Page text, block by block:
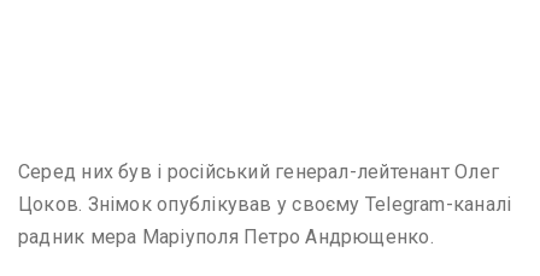
Серед них був і російський генерал-лейтенант Олег
Цоков. Знімок опублікував у своєму Telegram-каналі
радник мера Маріуполя Петро Андрющенко.